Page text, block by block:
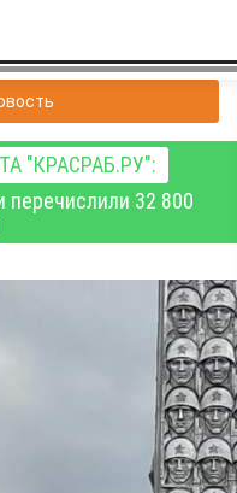
"КРАСРАБ.РУ":
перечислили 32 800
свободу»